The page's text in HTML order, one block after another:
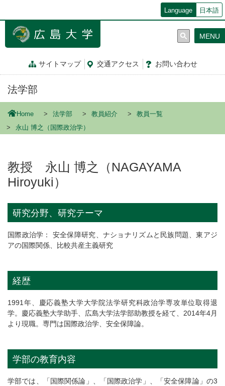
ン
Language 日本語
サイトマップ 交通アクセス お問い合わせ
MENU
法学部
Home 法学部 教員紹介
教員一覧
永山 博之（国際政治学）
教授 永山 博之（NAGAYAMA
Hiroyuki）
研究分野、研究テーマ
国際政治学： 安全保障研究、ナショナリズムと民族問題、東アジ
アの国際関係、比較共産主義研究
経歴
1991年、慶応義塾大学大学院法学研究科政治学専攻単位取得退
学。慶応義塾大学助手、広島大学法学部助教授を経て、2014年4月
より現職。専門は国際政治学、安全保障論。
学部の教育内容
学部では、「国際関係論」、「国際政治学」、「安全保障論」の3